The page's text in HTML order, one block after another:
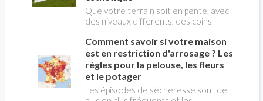
Que votre terrain soit en pente, avec
des niveaux différents, des coins
commun : découvrez comment poser
une clôture en PVC qui s'ajuste
parfaitement à votre espace. Nos
astuces vous aideront à garder un
rendu uniforme, résistant et
esthétique, sans que cela n'affecte la
Comment savoir si votre maison
est en restriction d'arrosage ? Les
règles pour la pelouse, les fleurs
et le potager
Les épisodes de sécheresse sont de